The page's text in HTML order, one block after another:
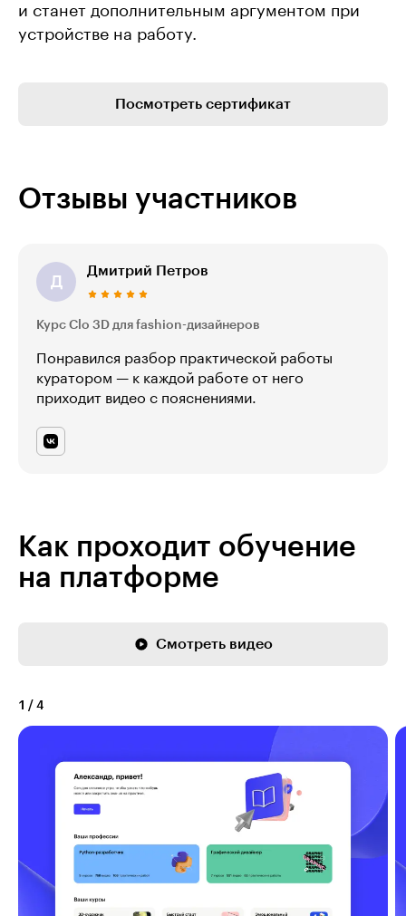
и станет дополнительным аргументом при
устройстве на работу.
Посмотреть сертификат
Отзывы участников
Д
Дмитрий Петров
Курс Clo 3D для fashion-дизайнеров
Понравился разбор практической работы
куратором — к каждой работе от него
приходит видео с пояснениями.
Как проходит обучение
на платформе
Смотреть видео
1 / 4